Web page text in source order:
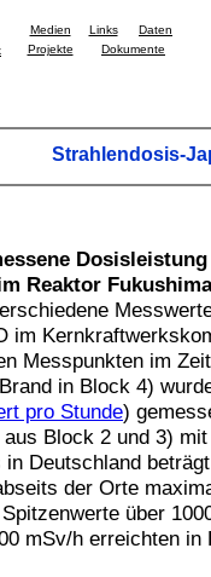
Medien Links
Daten
Projekte
Dokumente
Strahlendosis-
Reaktor
im
Messpunkten im
in Block 4)
pro Stunde)
Block 2 und 3)
Deutschland
der Orte
über
mSv/h erreichten